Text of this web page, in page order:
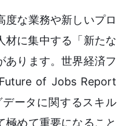
度な業務や新しいプロ
材に集中する「新たな
あります。世界経済フ
of Jobs Report
ータに関するスキル
極めて重要になること